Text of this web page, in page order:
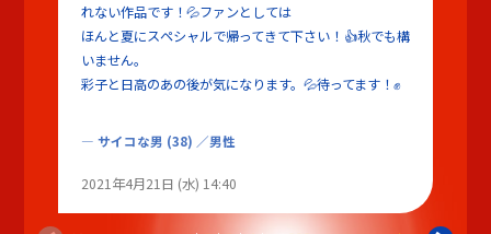
れない作品です！💦ファンとしては
ほんと夏にスペシャルで帰ってきて下さい！👍秋でも構
いません。
彩子と日高のあの後が気になります。💦待ってます！✊
サイコな男 (38) ／男性
2021年4月21日 (水) 14:40